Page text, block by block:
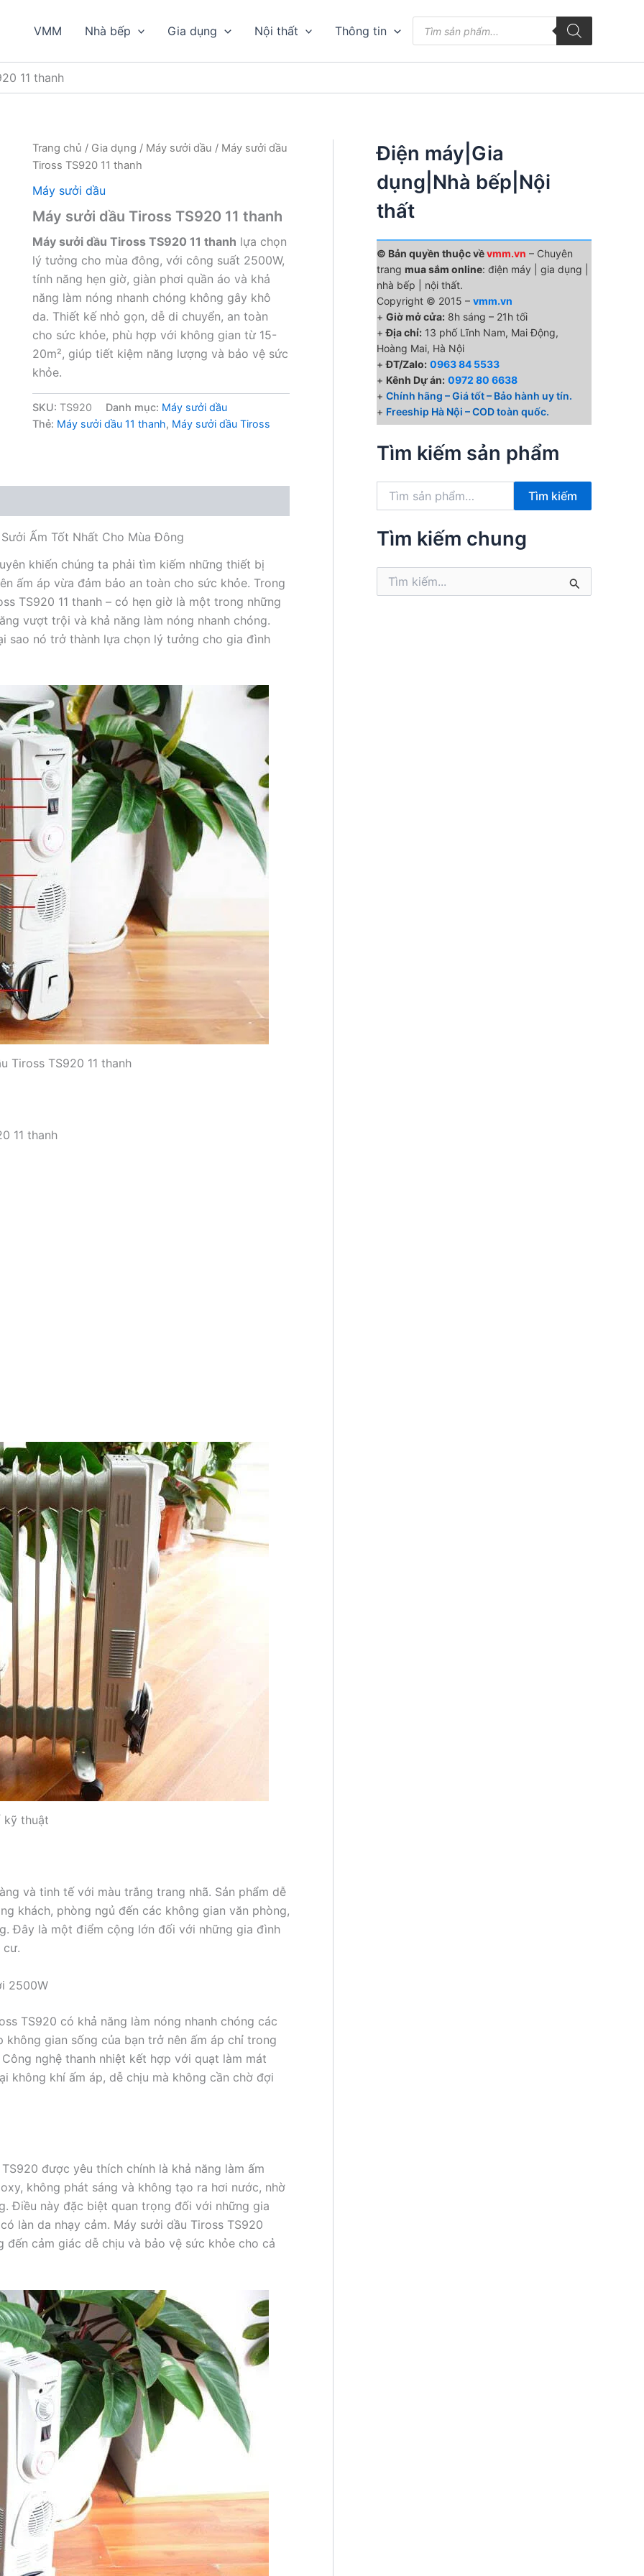
VMM Nhà bếp Gia dụng Nội thất Thông tin
kiếm
phẩm
11 thanh
Trang chủ / Gia dụng / Máy sưởi dầu / Máy sưởi dầu
Tiross TS920 11 thanh
Máy sưởi dầu
Máy sưởi dầu Tiross TS920 11 thanh
Máy sưởi dầu Tiross TS920 11 thanh lựa chọn
lý tưởng cho mùa đông, với công suất 2500W,
tính năng hẹn giờ, giàn phơi quần áo và khả
năng làm nóng nhanh chóng không gây khô
da. Thiết kế nhỏ gọn, dễ di chuyển, an toàn
cho sức khỏe, phù hợp với không gian từ 15-
20m², giúp tiết kiệm năng lượng và bảo vệ sức
khỏe.
SKU: TS920 Danh mục: Máy sưởi dầu
Thẻ: Máy sưởi dầu 11 thanh, Máy sưởi dầu Tiross
Ấm Tốt Nhất Cho Mùa Đông
khiến chúng ta phải tìm kiếm những thiết bị
ấm áp vừa đảm bảo an toàn cho sức khỏe. Trong
TS920 11 thanh – có hẹn giờ là một trong những
vượt trội và khả năng làm nóng nhanh chóng.
sao nó trở thành lựa chọn lý tưởng cho gia đình
Tiross TS920 11 thanh
11 thanh
kỹ thuật
và tinh tế với màu trắng trang nhã. Sản phẩm dễ
khách, phòng ngủ đến các không gian văn phòng,
Đây là một điểm cộng lớn đối với những gia đình
cư.
2500W
TS920 có khả năng làm nóng nhanh chóng các
gian sống của bạn trở nên ấm áp chỉ trong
nghệ thanh nhiệt kết hợp với quạt làm mát
không khí ấm áp, dễ chịu mà không cần chờ đợi
được yêu thích chính là khả năng làm ấm
không phát sáng và không tạo ra hơi nước, nhờ
Điều này đặc biệt quan trọng đối với những gia
làn da nhạy cảm. Máy sưởi dầu Tiross TS920
cảm giác dễ chịu và bảo vệ sức khỏe cho cả
Điện máy|Gia
dụng|Nhà bếp|Nội
thất
© Bản quyền thuộc vềvmm.vn – Chuyên
trang mua sắm online: điện máy | gia dụng |
nhà bếp | nội thất.
Copyright © 2015 – vmm.vn
+ Giờ mở cửa: 8h sáng – 21h tối
+Địa chỉ: 13 phố Lĩnh Nam, Mai Động,
Hoàng Mai, Hà Nội
+ĐT/Zalo: 0963 84 5533
+ Kênh Dự án: 0972 80 6638
+ Chính hãng – Giá tốt – Bảo hành uy tín.
+ Freeship Hà Nội – COD toàn quốc.
Tìm kiếm sản phẩm
k
Tìm kiếm
Tìm kiếm chung